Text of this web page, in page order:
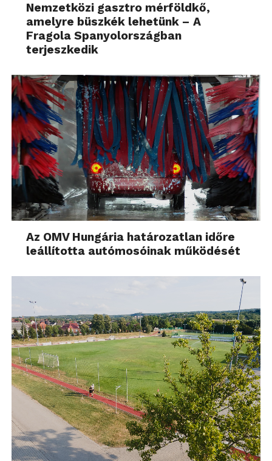
Nemzetközi gasztro mérföldkő,
amelyre büszkék lehetünk – A
Fragola Spanyolországban
terjeszkedik
Az OMV Hungária határozatlan időre
leállította autómosóinak működését